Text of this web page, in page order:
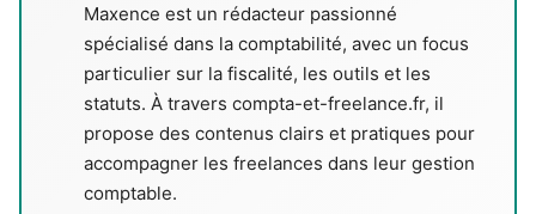
Maxence est un rédacteur passionné
spécialisé dans la comptabilité, avec un focus
particulier sur la fiscalité, les outils et les
statuts. À travers compta-et-freelance.fr, il
propose des contenus clairs et pratiques pour
accompagner les freelances dans leur gestion
comptable.